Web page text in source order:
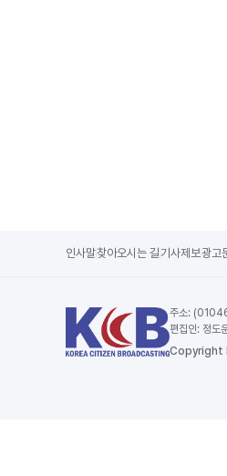
인사말찾아오시는 길기사제보광고
주소:
편집인: 정도
Copyright